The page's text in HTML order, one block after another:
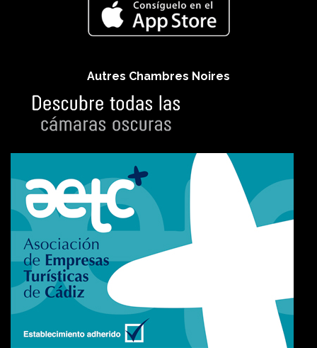
Autres Chambres Noires